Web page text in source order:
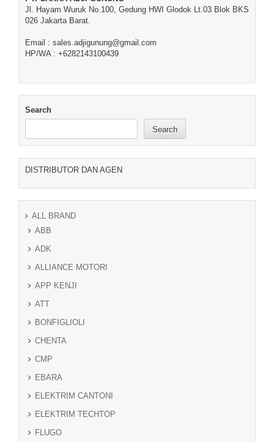
Jl. Hayam Wuruk No.100, Gedung HWI Glodok Lt.03 Blok BKS
026 Jakarta Barat.
Email : sales.adjigunung@gmail.com
HP/WA : +6282143100439
Search
Search
DISTRIBUTOR DAN AGEN
ALL BRAND
ABB
ADK
ALLIANCE MOTORI
APP KENJI
ATT
BONFIGLIOLI
CHENTA
CMP
EBARA
ELEKTRIM CANTONI
ELEKTRIM TECHTOP
FLUGO